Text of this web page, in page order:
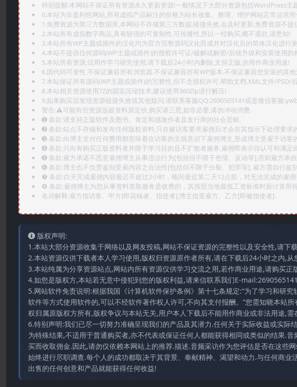
特别提醒:本网站不保证所有资源永久更新资源!一般情况下大部分资源包括WordPress主
0.本站为非盈利性网站,所有虚拟产品标注的价格为站长收集、整理、维护网站正常运营
1.免费资源为第三方数据库,本网站不存储第三方数据,链接失效,会及时更新,免费资源不
2.本站所有虚拟数字商品,具有较强的可复制性,可传播性,所以一经购买,概不退款,请悉知!
3.本站所有WP主题或插件的汉化均为官方完整源码汉化而成并对汉化后的简体汉化进行
4.本站不提供任何源码(WP主题或插件)的授权许可证/破解或解密/后续升级和安装使用的
5.本站所有资源,仅用作学习研究使用,请下载后24小时内删除,支持正版,勿用作商业用途!
6.因代码可变性,不保证兼容所有浏览器.不保证兼容所有WP版本.不保证兼容您安装的其
7.本站保证所有源码(WP主题或插件)的完整性,但不含授权许可.帮助文档.XML文件/PSD/
8.本站相关资源使用7Z的固实压缩技术,建议使用360Zip进行解压!
9.如果购买后发现资源链接失效或其他疑问,请联系客服QQ:2690565141或是微信客服
警告:⚠️可能有些资源远超资料原定价,购买请三思,如非必要,请勿冲动消费.
➊️ 条款:请支持正版软件及图书。肯定和感激作者及发行商的社会贡献.
➋️ 条款:站点不存储和发布任何版权资料,只在被访客要求雇佣后才会在其指示下处理要求
➌️ 条款:向博主支付任何费用都意味着在访客的主观意识下雇佣博主,形成博主受雇于访客
➍️ 条款:只向有购买正版资料者并限于学习目的且不扩散者服务,雇佣即表示你认可和满足
➎ 条款:雇方承诺不恶意雇佣博主从事违法行为[包括但不限于色情、反动等],否则雇方承
➏️ 条款:博主也不负责鉴别受雇内容之合法性[包括但不限于分裂、犯罪等], 雇方需自行鉴
❼ 条款:白天完成雇佣内容最迟不超过2小时，晚间最迟第二天12点前，对无法完成的雇
❽ 条款:雇佣博主为您从事资料查取服务是收费的，其按照当地最低工资标准时薪计算所
名词解释:雇方指访客、甲方[即花钱者、指使者],博主指受雇方、乙方[即被指使者].
版权声明:
1.本站大部分资源收集于网络以及网友投稿,网站不保证资源的完整性以及安全性,请下载
2.本站资源仅供下载者本人学习使用,版权归资源原作者所有,请在下载后24小时之内,从
3.本站纯属为分享资源站点,网站内所有资源仅供学习交流之用,若作商业用途,请购买正
4.如您是版权方,本站若无意中侵犯到您的版权利益,请来信联系我们E-
5.网站软件免责说明:根据我国《计算机软件保护条例》第十七条规定:“为了学习和研
软件等方式使用软件的,可以不经软件著作权人许可,不向其支付报酬。”您需知晓本站
权归属原版权方所有,版权争议与本站无关,用户本人下载后不能用作商业或非法用途,
6.特别声明:我们已尽一切努力准确呈现我们的产品及其潜力.任何关于实际收益或实际
为特殊结果,不适用于普通购买者,亦不代表或保证任何人都能获得相同或类似的结果.
买而收取佣金.因此,请勿仅依赖本网站上的推荐.描述.音频采访作为您评估是否在这些
始终进行尽职调查.每个人的成功都取决于其背景、奉献精神、渴望和动力.与任何商
出售的任何创意和产品就能获得任何收益!